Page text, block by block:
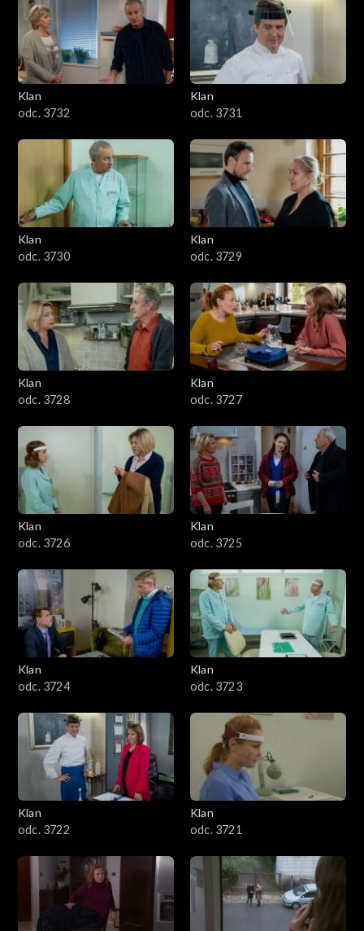
Klan
odc. 3732
Klan
odc. 3731
Klan
odc. 3730
Klan
odc. 3729
Klan
odc. 3728
Klan
odc. 3727
Klan
odc. 3726
Klan
odc. 3725
Klan
odc. 3724
Klan
odc. 3723
Klan
odc. 3722
Klan
odc. 3721